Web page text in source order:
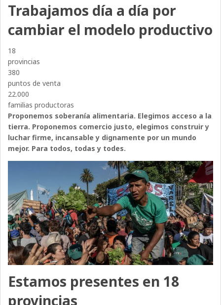
Trabajamos día a día por
cambiar el modelo productivo
18
provincias
380
puntos de venta
22.000
familias productoras
Proponemos soberanía alimentaria. Elegimos acceso a la
tierra. Proponemos comercio justo, elegimos construir y
luchar firme, incansable y dignamente por un mundo
mejor. Para todos, todas y todes.
Estamos presentes en 18
provincias